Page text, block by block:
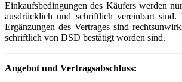
Einkaufsbedingungen des Käufers werden
ausdrücklich und schriftlich vereinbart sind.
Ergänzungen des Vertrages sind
schriftlich von DSD bestätigt worden sind.
Angebot und Vertragsabschluss: